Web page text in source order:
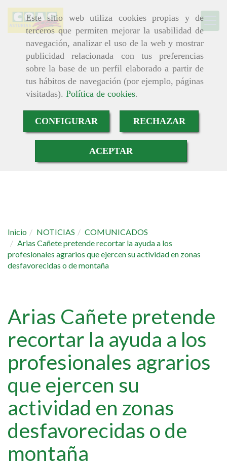
Este sitio web utiliza cookies propias y de
terceros que permiten mejorar la usabilidad de
navegación, analizar el uso de la web y mostrar
publicidad relacionada con tus preferencias
sobre la base de un perfil elaborado a partir de
tus hábitos de navegación (por ejemplo, páginas
visitadas). Política de cookies.
CONFIGURAR RECHAZAR
ACEPTAR
Inicio NOTICIAS
COMUNICADOS
Arias Cañete pretende recortar la ayuda a los
profesionales agrarios que ejercen su actividad en zonas
desfavorecidas o de montaña
Arias Cañete pretende
recortar la ayuda a los
profesionales agrarios
que ejercen su
actividad en zonas
desfavorecidas o de
montaña